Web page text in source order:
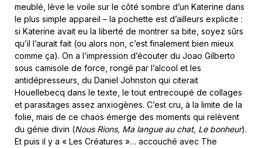
meublé, lève le voile sur le côté sombre d’un Katerine dans
le plus simple appareil – la pochette est d’ailleurs explicite :
si Katerine avait eu la liberté de montrer sa bite, soyez sûrs
qu’il l’aurait fait (ou alors non, c’est finalement bien mieux
comme ça). On a l’impression d’écouter du Joao Gilberto
sous camisole de force, rongé par l’alcool et les
antidépresseurs, du Daniel Johnston qui citerait
Houellebecq dans le texte, le tout entrecoupé de collages
et parasitages assez anxiogènes. C’est cru, à la limite de la
folie, mais de ce chaos émerge des moments qui relèvent
du génie divin (Nous Rions, Ma langue au chat, Le bonheur).
Et puis il y a « Les Créatures »… accouché avec The